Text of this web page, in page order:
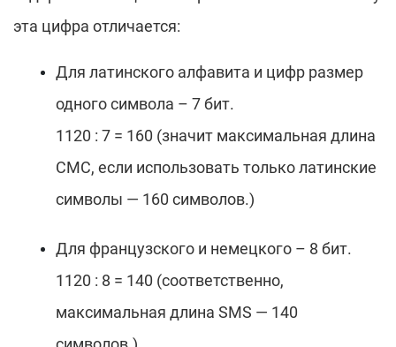
эта цифра отличается:
Для латинского алфавита и цифр размер
одного символа – 7 бит.
1120 : 7 = 160 (значит максимальная длина
СМС, если использовать только латинские
символы — 160 символов.)
Для французского и немецкого – 8 бит.
1120 : 8 = 140 (соответственно,
максимальная длина SMS — 140